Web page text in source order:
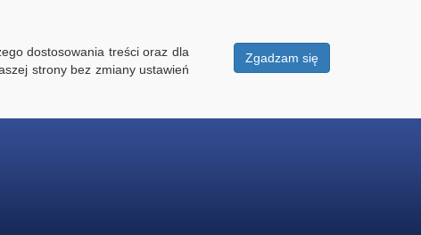
Zgadzam się
dostosowania treści oraz dla
strony bez zmiany ustawień